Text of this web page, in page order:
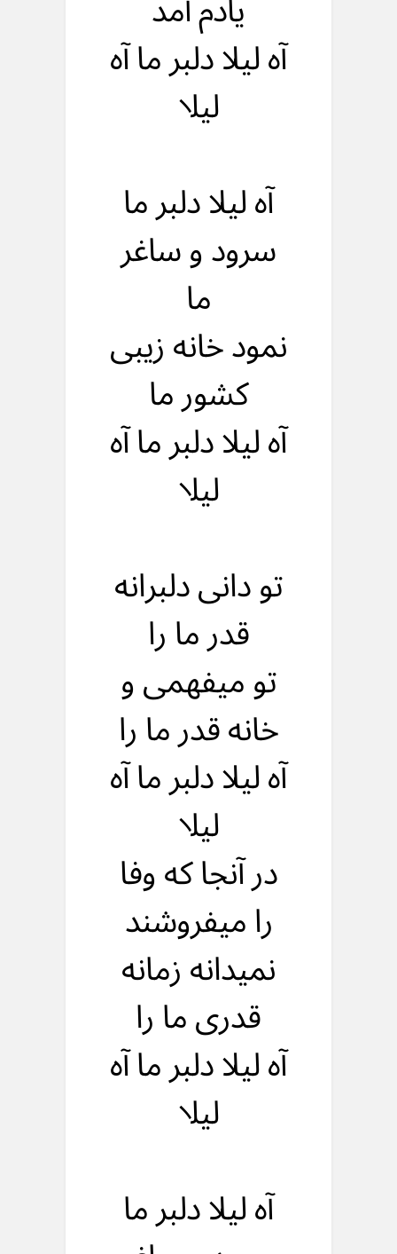
آه لیلا دلبر ما آه
لیلا
آه لیلا دلبر ما
سرود و ساغر
ما
نمود خانه زیبی
کشور ما
آه لیلا دلبر ما آه
لیلا
تو دانی دلبرانه
قدر ما را
تو میفهمی و
خانه قدر ما را
آه لیلا دلبر ما آه
لیلا
در آنجا که وفا
را میفروشند
نمیدانه زمانه
قدری ما را
آه لیلا دلبر ما آه
لیلا
آه لیلا دلبر ما